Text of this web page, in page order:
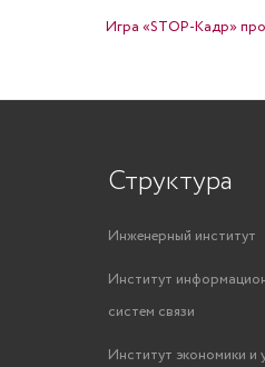
Игра «STOP-Кадр»
Структура
Инженерный институт
Институт
систем связи
Институт экономики и